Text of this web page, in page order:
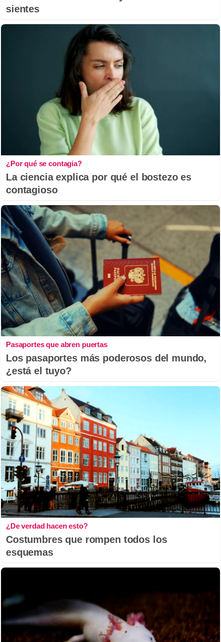
sientes
¿Por qué se contagia?
La ciencia explica por qué el bostezo es
contagioso
Pasaportes que abren puertas
Los pasaportes más poderosos del mundo,
¿está el tuyo?
¿De verdad hacen esto?
Costumbres que rompen todos los
esquemas